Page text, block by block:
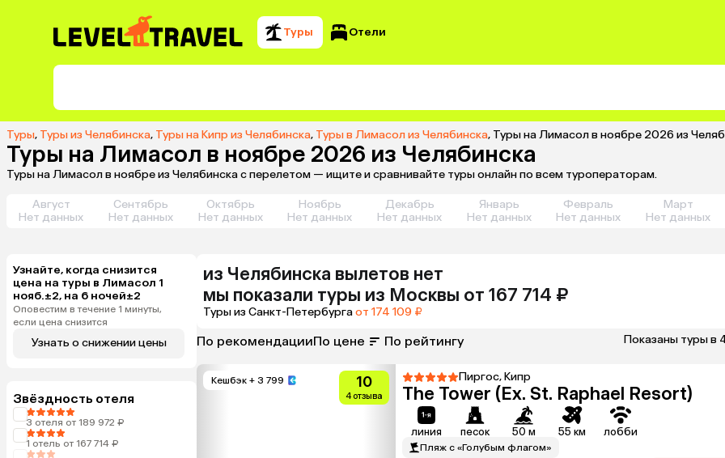
Туры Отели
Туры, Туры из Челябинска, Туры на Кипр из Челябинска, Туры в Лимасол из Челябинска, Туры на Лимасол в ноябре 2026 из
Туры на Лимасол в ноябре 2026 из Челябинска
Туры на Лимасол в ноябре из Челябинска с перелетом — ищите и сравнивайте туры онлайн по всем туроператорам.
Август
Нет данных
Сентябрь
Нет данных
Октябрь
Нет данных
Ноябрь
Нет данных
Декабрь
Нет данных
Январь
Нет данных
Февраль
Нет данных
Март
Нет данных
Узнайте, когда снизится
цена на туры в Лимасол 1
нояб.±2, на 6 ночей±2
Оповестим в течение 1 минуты,
если цена снизится
Узнать о снижении цены
Звёздность отеля
3 отеля от 189 972 ₽
1 отель от 167 714 ₽
из Челябинска вылетов нет
мы показали туры из Москвы от 167 714 ₽
Туры из Санкт-Петербургаот 174 109 ₽
По рекомендацииПо цене По рейтингу Показаны туры в
Кешбэк + 3 799 10
4 отзыва
Пиргос, Кипр
The Tower (Ex. St. Raphael Resort)
линия песок 50 м 55 км лобби
Пляж с «Голубым флагом»